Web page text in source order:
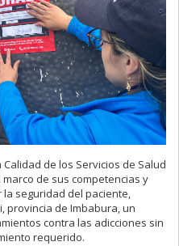
de los Servicios de Salud
de sus competencias y
seguridad del paciente,
provincia de Imbabura, un
contra las adicciones sin
requerido.